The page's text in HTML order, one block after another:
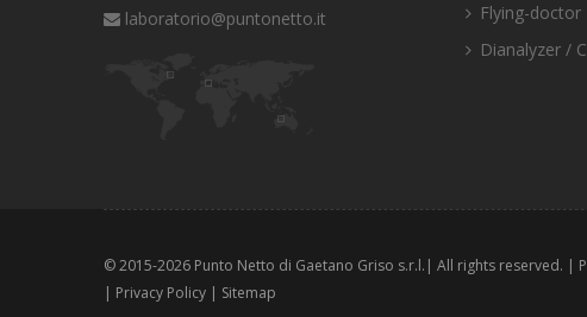
laboratorio@puntonetto.it
Flying-doctor
Dianalyzer /
© 2015-2026 Punto Netto di Gaetano Griso s.r.l.| All rights reserved. |
| Privacy Policy | Sitemap